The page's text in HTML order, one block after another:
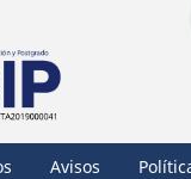
Avisos